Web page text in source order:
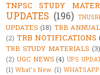
TNPSC STUDY
UPDATES (196)
UPDATES (18) TRB
(2) TRB NOTIFICATIONS
TRB STUDY MATERIALS (3)
(2) UGC NEWS (4) UPS
(1) What's New. (1)